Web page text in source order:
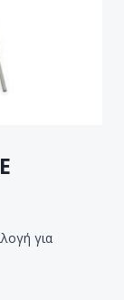
για